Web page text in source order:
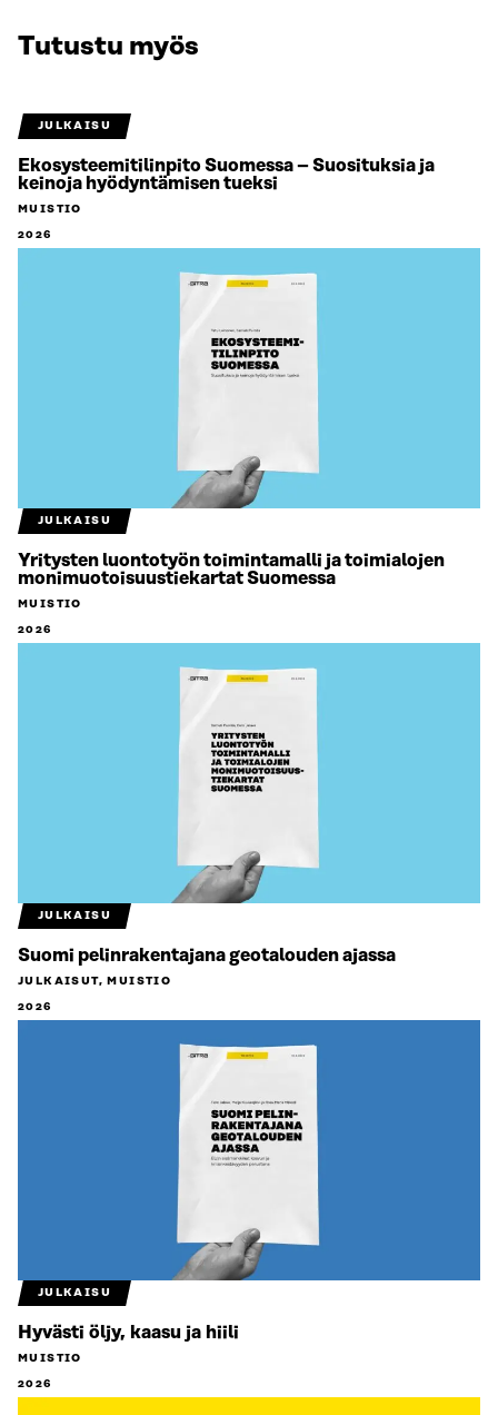
Tutustu myös
JULKAISU
Ekosysteemitilinpito Suomessa – Suosituksia ja
keinoja hyödyntämisen tueksi
MUISTIO
2026
JULKAISU
Yritysten luontotyön toimintamalli ja toimialojen
monimuotoisuustiekartat Suomessa
MUISTIO
2026
JULKAISU
Suomi pelinrakentajana geotalouden ajassa
JULKAISUT, MUISTIO
2026
JULKAISU
Hyvästi öljy, kaasu ja hiili
MUISTIO
2026